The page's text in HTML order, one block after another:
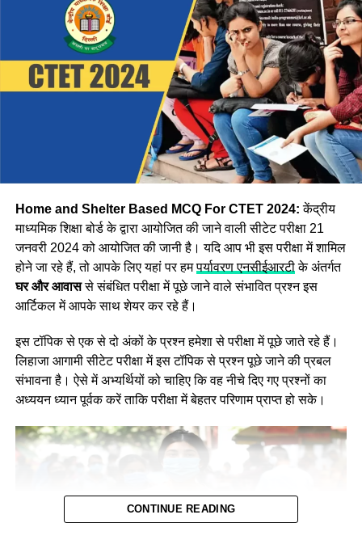
डाउनलोड करें आंसर-की
Step:1 CBSE CTET उत्तर कुंजी डाउनलोड करने के लिए, सबसे पहले
आपको आधिकारिक वेबसाइट ctet.nic.in पर जाना होगा
Step:2 अब वेबसाइट पर दिखाई दे रहेCTET Answer Key 2024
Step:3 अब आपको एप्लीकेशन नंबर और जन्म की तारीख दर्ज करके
लॉगिन करना होगा इसके बाद Asnswer Key स्क्रीन पर प्रदर्शित हो
जाएगी।
Home and Shelter Based MCQ For CTET 2024: केंद्रीय
माध्यमिक शिक्षा बोर्ड के द्वारा आयोजित की जाने वाली सीटेट परीक्षा 21
जनवरी 2024 को आयोजित की जानी है। यदि आप भी इस परीक्षा में शामिल
होने जा रहे हैं, तो आपके लिए यहां पर हमपर्यावरण एनसीईआरटीके अंतर्गत
घर और आवाससे संबंधित परीक्षा में पूछे जाने वाले संभावित प्रश्न इस
आर्टिकल में आपके साथ शेयर कर रहे हैं।
इस टॉपिक से एक से दो अंकों के प्रश्न हमेशा से परीक्षा में पूछे जाते रहे हैं।
लिहाजा आगामी सीटेट परीक्षा में इस टॉपिक से प्रश्न पूछे जाने की प्रबल
संभावना है। ऐसे में अभ्यर्थियों को चाहिए कि वह नीचे दिए गए प्रश्नों का
अध्ययन ध्यान पूर्वक करें ताकि परीक्षा में बेहतर परिणाम प्राप्त हो सके।
CONTINUE READING